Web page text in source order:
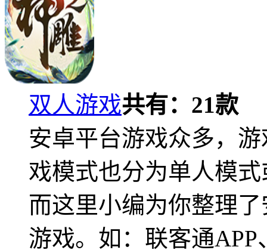
双人游戏共有： 21款
安卓平台游戏众多，
戏模式也分为单人模
而这里小编为你整理
游戏。如：联客通